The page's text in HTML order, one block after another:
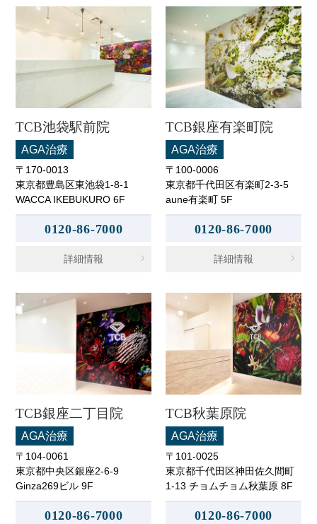
TCB池袋駅前院
AGA治療
〒170-0013
東京都豊島区東池袋1-8-1
WACCA IKEBUKURO 6F
0120-86-7000
詳細情報
TCB銀座有楽町院
AGA治療
〒100-0006
東京都千代田区有楽町2-3-5
aune有楽町 5F
0120-86-7000
詳細情報
TCB銀座二丁目院
AGA治療
〒104-0061
東京都中央区銀座2-6-9
Ginza269ビル 9F
0120-86-7000
TCB秋葉原院
AGA治療
〒101-0025
東京都千代田区神田佐久間町
1-13 チョムチョム秋葉原 8F
0120-86-7000